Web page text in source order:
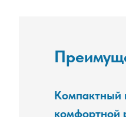
Компактный
комфортной